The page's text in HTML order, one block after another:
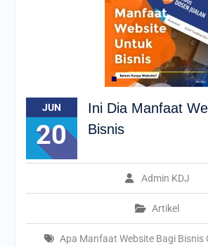
JUN
20
Ini Dia Manfaat
Bisnis
Admin KDJ
Artikel
Apa Manfaat Website Bagi Bisnis